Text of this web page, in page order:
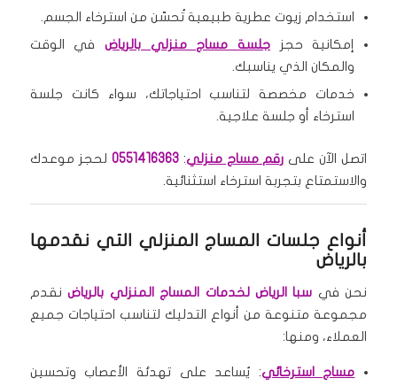
استخدام زيوت عطرية طبيعية تُحسّن من استرخاء الجسم.
إمكانية حجز جلسة مساج منزلي بالرياض في الوقت
والمكان الذي يناسبك.
خدمات مخصصة لتناسب احتياجاتك، سواء كانت جلسة
استرخاء أو جلسة علاجية.
اتصل الآن على رقم مساج منزلي:
0551416363 لحجز موعدك
والاستمتاع بتجربة استرخاء استثنائية.
أنواع جلسات المساج المنزلي التي نقدمها
بالرياض
نحن في سبا الرياض لخدمات المساج المنزلي بالرياضنقدم
مجموعة متنوعة من أنواع التدليك لتناسب احتياجات جميع
العملاء، ومنها:
مساج استرخائي: يُساعد على تهدئة الأعصاب وتحسين